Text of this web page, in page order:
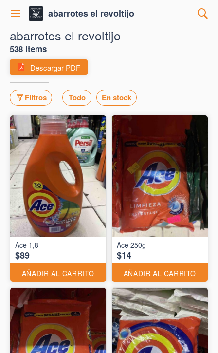
abarrotes el revoltijo
abarrotes el revoltijo
538 items
Descargar PDF
Filtros Todo En stock
Ace 1,8
$89
AÑADIR AL CARRITO
Ace 250g
$14
AÑADIR AL CARRITO